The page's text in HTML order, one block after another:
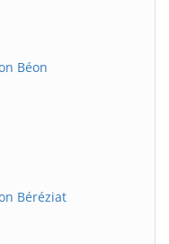
Béon
Béréziat